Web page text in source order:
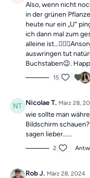
Unser moderner Alltag
einschränken. Dadurch
Verkürzungen auftreten,
Unser exklusives
einseitige
zu unterstützen.
Roland. AlsWochen-
Training, um dich
Die Übungen bilden
verschiedenen
Grundlage für ein
Also, wenn nicht
in der grünen
heute nur ein „U“
ich dann mal zum
alleine
auswringen tut
Buchstaben😉.
15
Nicolae T. März 28,
wie sollte man
Bildschirm
sagen lieber......
2
Rob J. März 28, 2024